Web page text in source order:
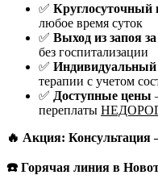
✅ Круглосуточный
любое время суток
✅ Выход из запоя
без госпитализации
✅ Индивидуальный
терапии с учетом
✅ Доступные цены
переплаты
🔥 Акция:
☎️ Горячая линия в